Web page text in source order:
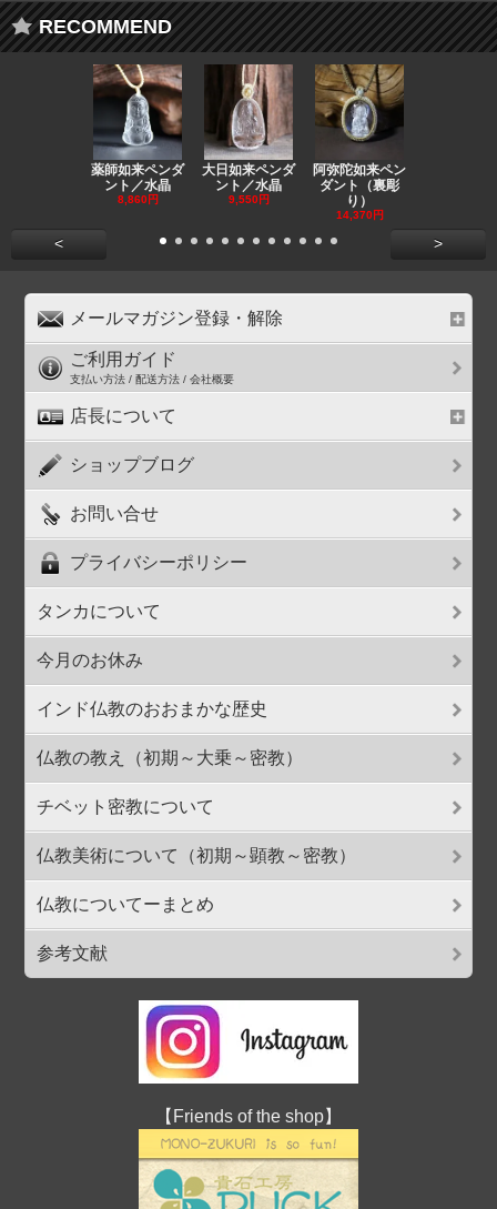
RECOMMEND
薬師如来ペンダ
ント／水晶
8,860円
大日如来ペンダ
ント／水晶
9,550円
阿弥陀如来ペン
ダント（裏彫
り）
14,370円
< >
メールマガジン登録・解除
ご利用ガイド
支払い方法 / 配送方法 / 会社概要
店長について
ショップブログ
お問い合せ
プライバシーポリシー
タンカについて
今月のお休み
インド仏教のおおまかな歴史
仏教の教え（初期～大乗～密教）
チベット密教について
仏教美術について（初期～顕教～密教）
仏教についてーまとめ
参考文献
【Friends of the shop】